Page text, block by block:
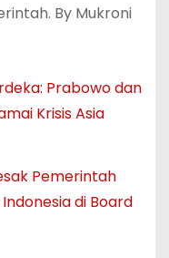
By Mukroni
Prabowo dan
Krisis Asia
Pemerintah
di Board